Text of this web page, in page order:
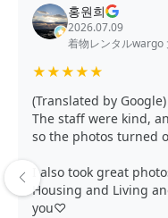
홍원희
2026.07.09
着物レンタルwargo
★★★★★
(Translated by
The staff were kind,
so the photos turned
I also took great
Housing and Living
you♡